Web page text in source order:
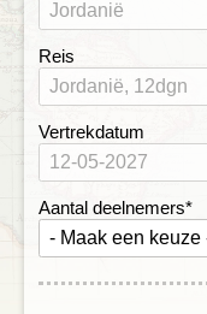
Reis
Vertrekdatum
Aantal deelnemers*